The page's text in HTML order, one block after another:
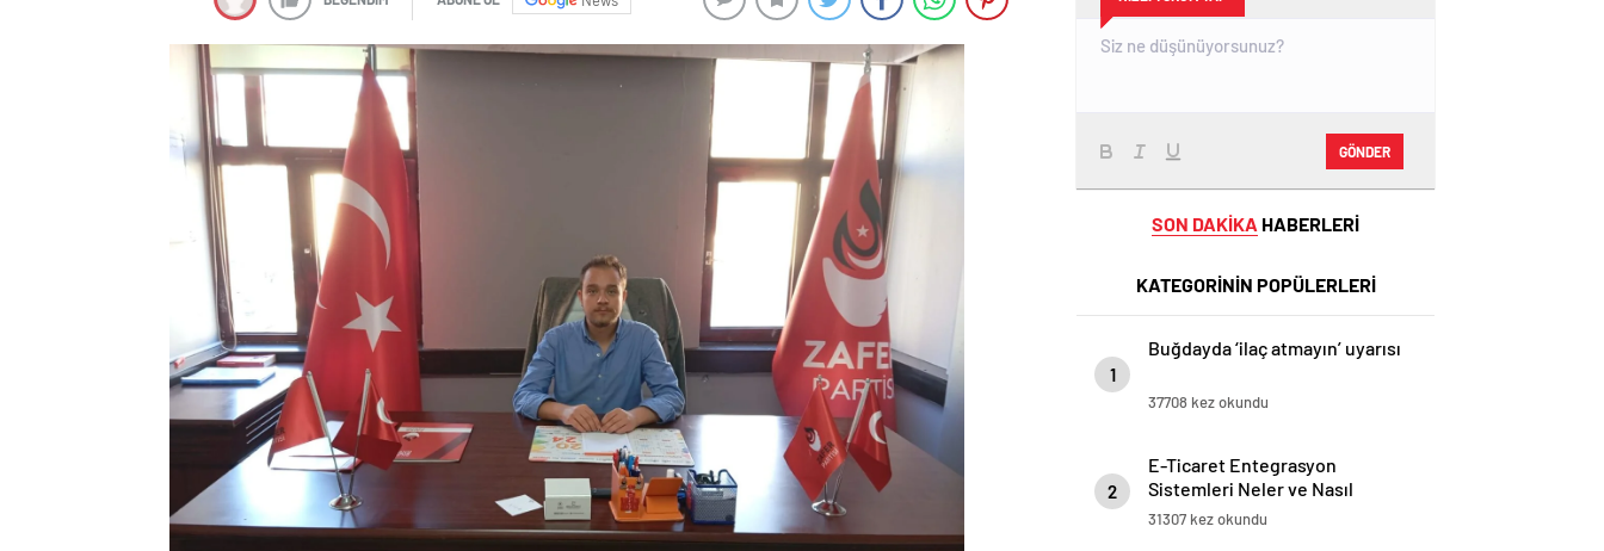
GÖNDER
SON DAKİKA HABERLERİ
KATEGORİNİN POPÜLERLERİ
1
Buğdayda ‘ilaç atmayın’ uyarısı
37708 kez okundu
2
E-Ticaret Entegrasyon
Sistemleri Neler ve Nasıl
Yapılır?
31307 kez okundu